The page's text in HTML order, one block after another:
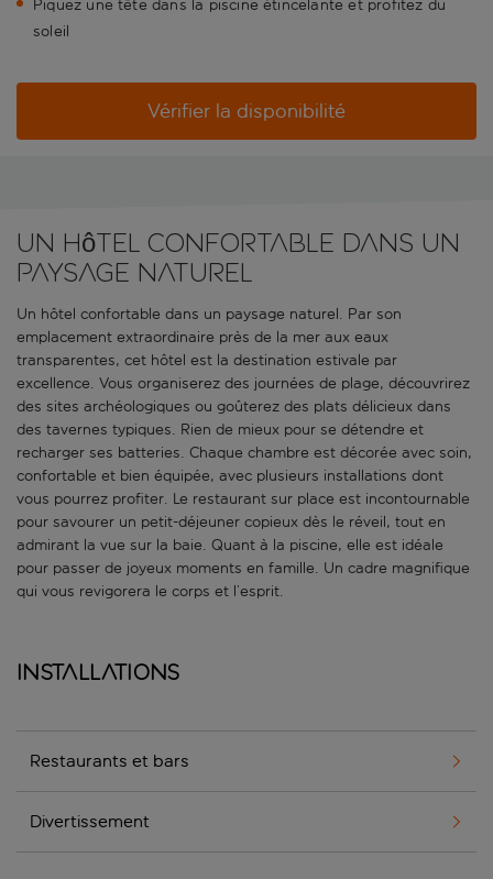
Piquez une tête dans la piscine étincelante et profitez du
soleil
Vérifier la disponibilité
Un hôtel confortable dans un
paysage naturel
Un hôtel confortable dans un paysage naturel. Par son
emplacement extraordinaire près de la mer aux eaux
transparentes, cet hôtel est la destination estivale par
excellence. Vous organiserez des journées de plage, découvrirez
des sites archéologiques ou goûterez des plats délicieux dans
des tavernes typiques. Rien de mieux pour se détendre et
recharger ses batteries. Chaque chambre est décorée avec soin,
confortable et bien équipée, avec plusieurs installations dont
vous pourrez profiter. Le restaurant sur place est incontournable
pour savourer un petit-déjeuner copieux dès le réveil, tout en
admirant la vue sur la baie. Quant à la piscine, elle est idéale
pour passer de joyeux moments en famille. Un cadre magnifique
qui vous revigorera le corps et l’esprit.
Installations
Restaurants et bars
Divertissement